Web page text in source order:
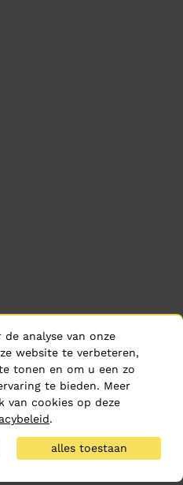
analyse van onze
website te verbeteren,
tonen en om u een zo
te bieden. Meer
van cookies op deze
.
alles toestaan